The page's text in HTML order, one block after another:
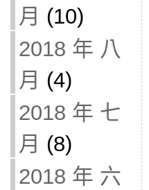
月 (10)
2018 年 八
月 (4)
2018 年 七
月 (8)
2018 年 六